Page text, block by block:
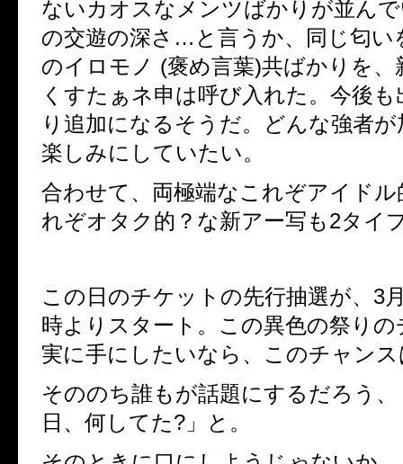
ないカオスなメンツばかりが並ん
の交遊の深さ…と言うか、同じ匂い
のイロモノ (褒め言葉)共ばかりを、
くすたぁネ申は呼び入れた。今後
り追加になるそうだ。どんな強者
楽しみにしていたい。
合わせて、両極端なこれぞアイド
れぞオタク的？な新アー写も2タイ
この日のチケットの先行抽選が、3
時よりスタート。この異色の祭り
実に手にしたいなら、このチャン
そののち誰もが話題にするだろう
日、何してた?」と。